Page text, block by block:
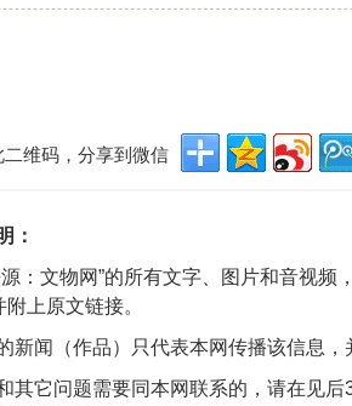
二维码，分享到微信
：
：文物网”的所有文字、图片和音视
上原文链接。
新闻（作品）只代表本网传播该信息
其它问题需要同本网联系的，请在见后